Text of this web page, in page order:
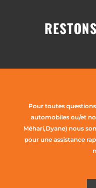
Pour toutes
automobiles ou/et
Méhari,Dyane) nous
pour une assistance